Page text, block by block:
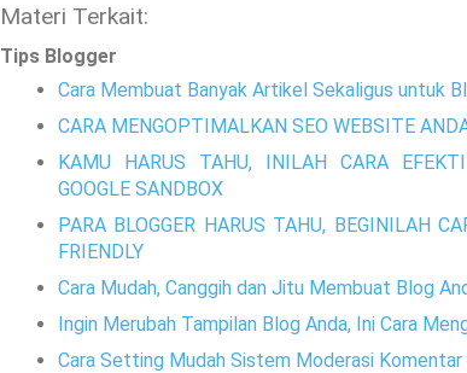
Materi Terkait:
Tips Blogger
Cara Membuat Banyak Artikel Sekaligus untuk
CARA MENGOPTIMALKAN SEO WEBSITE
KAMU HARUS TAHU, INILAH CARA
GOOGLE SANDBOX
PARA BLOGGER HARUS TAHU, BEGINILAH
FRIENDLY
Cara Mudah, Canggih dan Jitu Membuat Blog
Ingin Merubah Tampilan Blog Anda, Ini Cara
Cara Setting Mudah Sistem Moderasi Komentar